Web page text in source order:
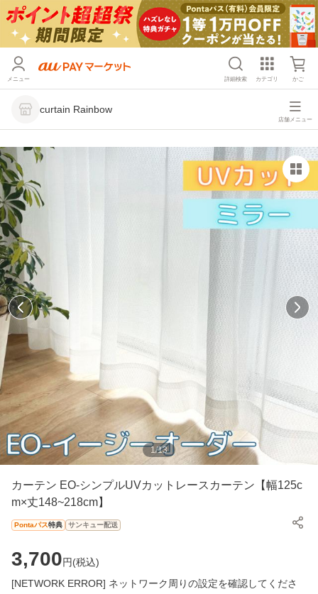
メニュー 詳細検索 カテゴリ かご
curtain Rainbow
店舗メニュー
1/13
カーテン EO-シンプルUVカットレースカーテン【幅125c
m×丈148~218cm】
Pontaパス特典 サンキュー配送
3,700円(税込)
[NETWORK ERROR] ネットワーク周りの設定を確認してくださ